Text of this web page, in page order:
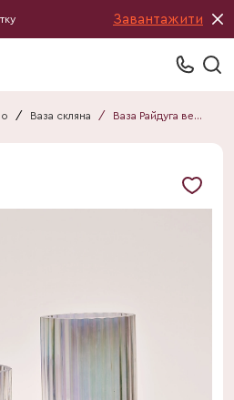
Завантажити
/ Ваза скляна / Ваза Райдуга велика